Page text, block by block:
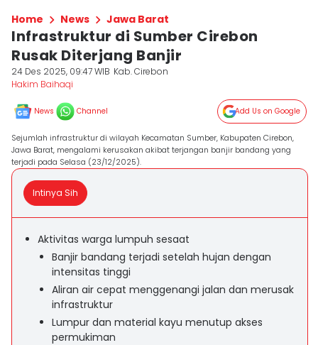
Home News Jawa Barat
Infrastruktur di Sumber Cirebon
Rusak Diterjang Banjir
24 Des 2025, 09:47 WIB Kab. Cirebon
Hakim Baihaqi
News Channel Add Us on Google
Sejumlah infrastruktur di wilayah Kecamatan Sumber, Kabupaten Cirebon,
Jawa Barat, mengalami kerusakan akibat terjangan banjir bandang yang
terjadi pada Selasa (23/12/2025).
Intinya Sih
Aktivitas warga lumpuh sesaat
Banjir bandang terjadi setelah hujan dengan
intensitas tinggi
Aliran air cepat menggenangi jalan dan merusak
infrastruktur
Lumpur dan material kayu menutup akses
permukiman